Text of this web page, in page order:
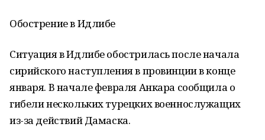
Обострение в Идлибе
Ситуация в Идлибе обострилась после начала
сирийского наступления в провинции в конце
января. В начале февраля Анкара сообщила о
гибели нескольких турецких военнослужащих
из-за действий Дамаска.